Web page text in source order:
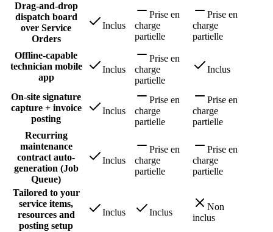
Drag-and-drop
dispatch board
over Service
Orders
Inclus
Prise en
charge
partielle
Prise en
charge
partielle
Offline-capable
technician mobile
app
Inclus
Prise en
charge
partielle
Inclus
On-site signature
capture + invoice
posting
Inclus
Prise en
charge
partielle
Prise en
charge
partielle
Recurring
maintenance
contract auto-
generation (Job
Queue)
Inclus
Prise en
charge
partielle
Prise en
charge
partielle
Tailored to your
service items,
resources and
posting setup
Inclus Inclus
Non
inclus